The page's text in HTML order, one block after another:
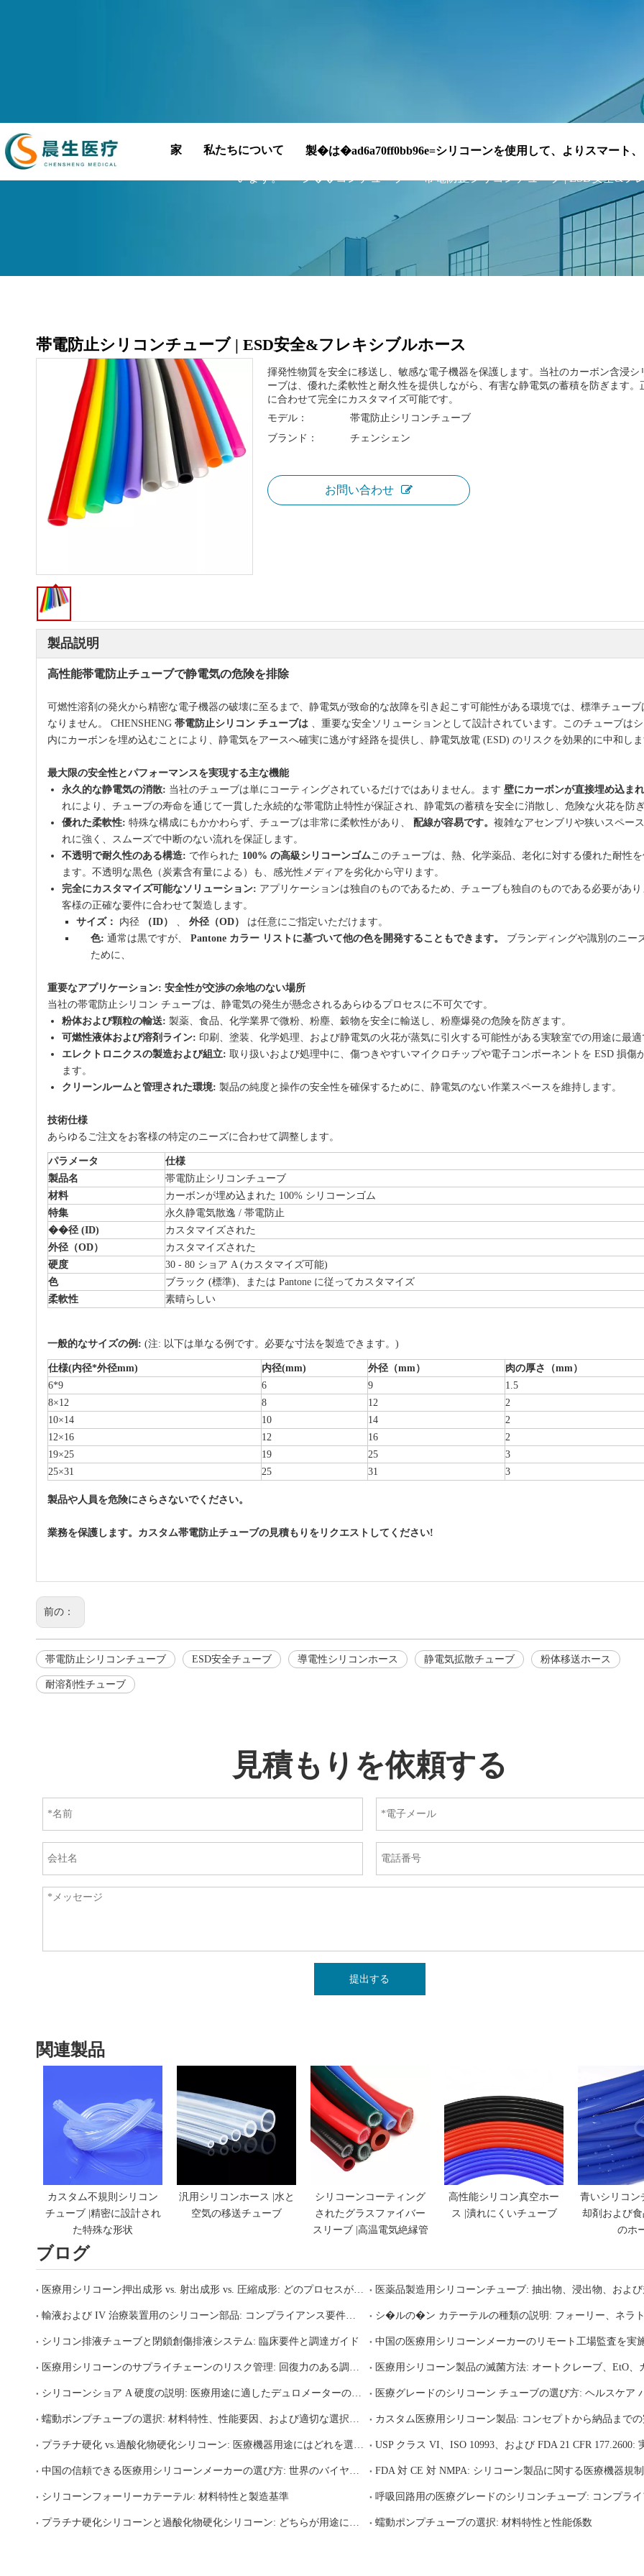
家 私たちについて 製�は�ad6a70ff0bb96e=シリコーンを使用して、よりスマート
現在地: 家
製�は�ad6a70ff0bb96e=シリコーンを使用して、よりスマート、より安全、より革新的な未来を
います。 » シ��コンチューブ » 帯電防止シリコンチューブ | ESD安全&フ
帯電防止シリコンチューブ | ESD安全&フレキシブルホース
揮発性物質を安全に移送し、敏感な電子機器を保護します。当社のカーボン含浸シ
ーブは、優れた柔軟性と耐久性を提供しながら、有害な静電気の蓄積を防ぎます。
に合わせて完全にカスタマイズ可能です。
モデル：
帯電防止シリコンチューブ
ブランド：
チェンシェン
お問い合わせ
製品説明
高性能帯電防止チューブで静電気の危険を排除
可燃性溶剤の発火から精密な電子機器の破壊に至るまで、静電気が致命的な故障を引き起こす可能性がある環境では、標準チューブ
なりません。 CHENSHENG 帯電防止シリコン チューブは 、重要な安全ソリューションとして設計されています。このチューブは
内にカーボンを埋め込むことにより、静電気をアースへ確実に逃がす経路を提供し、静電気放電 (ESD) のリスクを効果的に中和し
最大限の安全性とパフォーマンスを実現する主な機能
永久的な静電気の消散: 当社のチューブは単にコーティングされているだけではありません。ます 壁にカーボンが直接埋め込ま
れにより、チューブの寿命を通じて一貫した永続的な帯電防止特性が保証され、静電気の蓄積を安全に消散し、危険な火花を防
優れた柔軟性: 特殊な構成にもかかわらず、チューブは非常に柔軟性があり、 配線が容易です。 複雑なアセンブリや狭いスペー
れに強く、スムーズで中断のない流れを保証します。
不透明で耐久性のある構造: で作られた 100% の高級シリコーンゴムこのチューブは、熱、化学薬品、老化に対する優れた耐性
ます。不透明な黒色（炭素含有量による）も、感光性メディアを劣化から守ります。
完全にカスタマイズ可能なソリューション: アプリケーションは独自のものであるため、チューブも独自のものである必要があ
客様の正確な要件に合わせて製造します。
サイズ：
内径 （ID） 、 外径（OD）
は任意にご指定いただけます。
色: 通常は黒ですが、 Pantone カラー リストに基づいて他の色を開発することもできます。
ブランディングや識別のニー
ために、
重要なアプリケーション: 安全性が交渉の余地のない場所
当社の帯電防止シリコン チューブは、静電気の発生が懸念されるあらゆるプロセスに不可欠です。
粉体および顆粒の輸送: 製薬、食品、化学業界で微粉、粉塵、穀物を安全に輸送し、粉塵爆発の危険を防ぎます。
可燃性液体および溶剤ライン: 印刷、塗装、化学処理、および静電気の火花が蒸気に引火する可能性がある実験室での用途に最
エレクトロニクスの製造および組立: 取り扱いおよび処理中に、傷つきやすいマイクロチップや電子コンポーネントを ESD 損傷
ます。
クリーンルームと管理された環境: 製品の純度と操作の安全性を確保するために、静電気のない作業スペースを維持します。
技術仕様
あらゆるご注文をお客様の特定のニーズに合わせて調整します。
パラメータ
仕様
製品名
帯電防止シリコンチューブ
材料
カーボンが埋め込まれた 100% シリコーンゴム
特集
永久静電気散逸 / 帯電防止
��径 (ID)
カスタマイズされた
外径（OD）
カスタマイズされた
硬度
30 - 80 ショア A (カスタマイズ可能)
色
ブラック (標準)、または Pantone に従ってカスタマイズ
柔軟性
素晴らしい
一般的なサイズの例: (注: 以下は単なる例です。必要な寸法を製造できます。)
仕様(内径*外径mm) 内径(mm) 外径（mm）
肉の厚さ（mm）
6*9
6 9
1.5
8×12
8 12
2
10×14
10 14
2
12×16
12 16
2
19×25
19 25
3
25×31
25 31 3
製品や人員を危険にさらさないでください。
業務を保護します。カスタム帯電防止チューブの見積もりをリクエストしてください!
前の：
帯電防止シリコンチューブ ESD安全チューブ 導電性シリコンホース 静電気拡散チューブ 粉体移送ホース
耐溶剤性チューブ
見積もりを依頼する
提出する
関連製品
カスタム不規則シリコン
チューブ |精密に設計され
た特殊な形状
汎用シリコンホース |水と
空気の移送チューブ
シリコーンコーティング
されたグラスファイバー
スリーブ |高温電気絶縁管
高性能シリコン真空ホー
ス |潰れにくいチューブ
青いシリコン
却剤および
のホ
ブログ
医療用シリコーン押出成形 vs. 射出成形 vs. 圧縮成形: どのプロセスがコンポーネントに適していますか? 医薬品製造用シリコーンチューブ: 抽出物、浸出物、およ
輸液および IV 治療装置用のシリコーン部品: コンプライアンス要件とサプライヤーの選択
シリコン排液チューブと閉鎖創傷排液システム: 臨床要件と調達ガイド 中国の医療用シリコーンメーカーのリモート工場監査を実
医療用シリコーンのサプライチェーンのリスク管理: 回復力のある調達戦略を構築する方法
シリコーンショア A 硬度の説明: 医療用途に適したデュロメーターの選び方
蠕動ポンプチューブの選択: 材料特性、性能要因、および適切な選択方法
プラチナ硬化 vs.過酸化物硬化シリコーン: 医療機器用途にはどれを選択すべきですか?
中国の信頼できる医療用シリコーンメーカーの選び方: 世界のバイヤーのための段階的な評価ガイド
シリコーンフォーリーカテーテル: 材料特性と製造基準 呼吸回路用の医療グレードのシリコンチューブ: コンプラ
プラチナ硬化シリコーンと過酸化物硬化シリコーン: どちらが用途に適していますか? 蠕動ポンプチューブの選択: 材料特性と性能係数